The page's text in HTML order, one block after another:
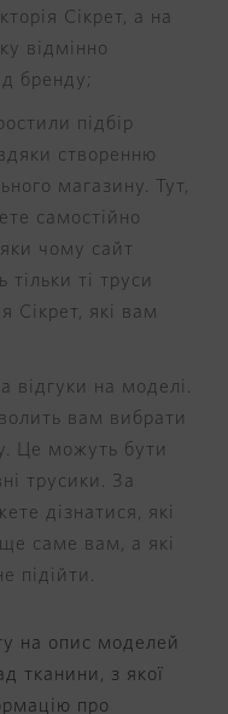
Сікрет, а на
відмінно
бренду;
підбір
створенню
магазину. Тут,
самостійно
чому сайт
ті труси
Сікрет, які вам
відгуки на моделі.
вам вибрати
Це можуть бути
трусики. За
дізнатися, які
саме вам, а які
підійти.
на опис моделей
тканини, з якої
про